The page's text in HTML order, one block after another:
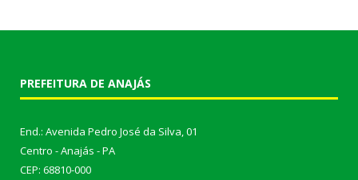
PREFEITURA DE ANAJÁS
End.: Avenida Pedro José da Silva, 01
Centro - Anajás - PA
CEP: 68810-000